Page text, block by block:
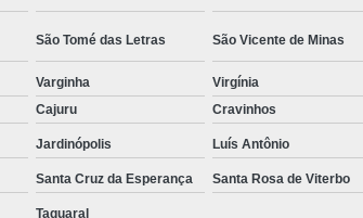
Fábrica de Camisa Social para
Loja Executivo Moda Masculina
Loja
Loja Moda Masculina Online
Loja Moda
Moda Masculina Loja
Moda Atual
São Tomé das Letras São Vicente de Minas
Varginha Virgínia
Cajuru Cravinhos
Jardinópolis Luís Antônio
Santa Cruz da Esperança Santa Rosa de Viterbo
Taquaral